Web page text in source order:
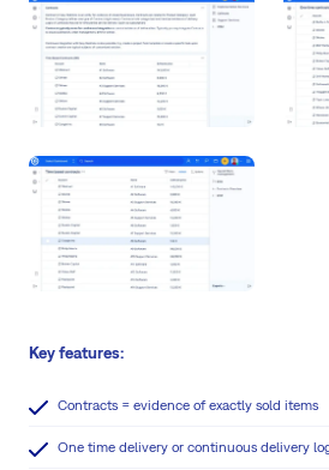
Key features:
Contracts = evidence of exactly sold items
One time delivery or continuous delivery